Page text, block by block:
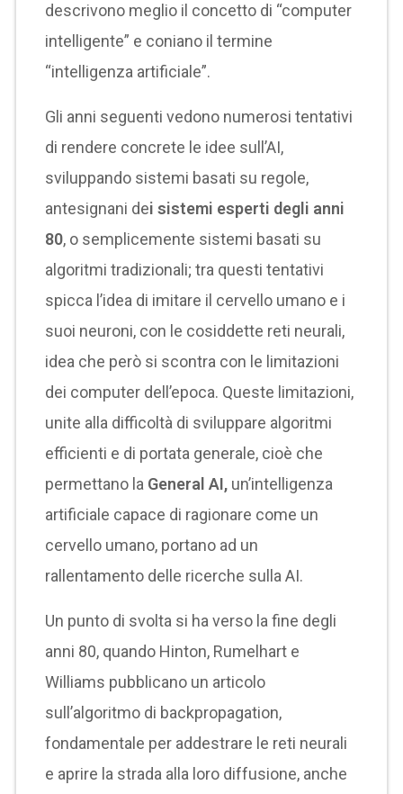
descrivono meglio il concetto di “computer
intelligente” e coniano il termine
“intelligenza artificiale”.
Gli anni seguenti vedono numerosi tentativi
di rendere concrete le idee sull’AI,
sviluppando sistemi basati su regole,
antesignani dei sistemi esperti degli anni
80, o semplicemente sistemi basati su
algoritmi tradizionali; tra questi tentativi
spicca l’idea di imitare il cervello umano e i
suoi neuroni, con le cosiddette reti neurali,
idea che però si scontra con le limitazioni
dei computer dell’epoca. Queste limitazioni,
unite alla difficoltà di sviluppare algoritmi
efficienti e di portata generale, cioè che
permettano la General AI, un’intelligenza
artificiale capace di ragionare come un
cervello umano, portano ad un
rallentamento delle ricerche sulla AI.
Un punto di svolta si ha verso la fine degli
anni 80, quando Hinton, Rumelhart e
Williams pubblicano un articolo
sull’algoritmo di backpropagation,
fondamentale per addestrare le reti neurali
e aprire la strada alla loro diffusione, anche